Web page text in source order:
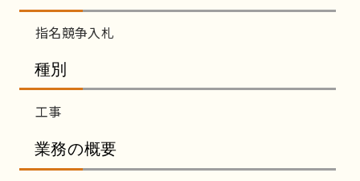
指名競争入札
種別
工事
業務の概要